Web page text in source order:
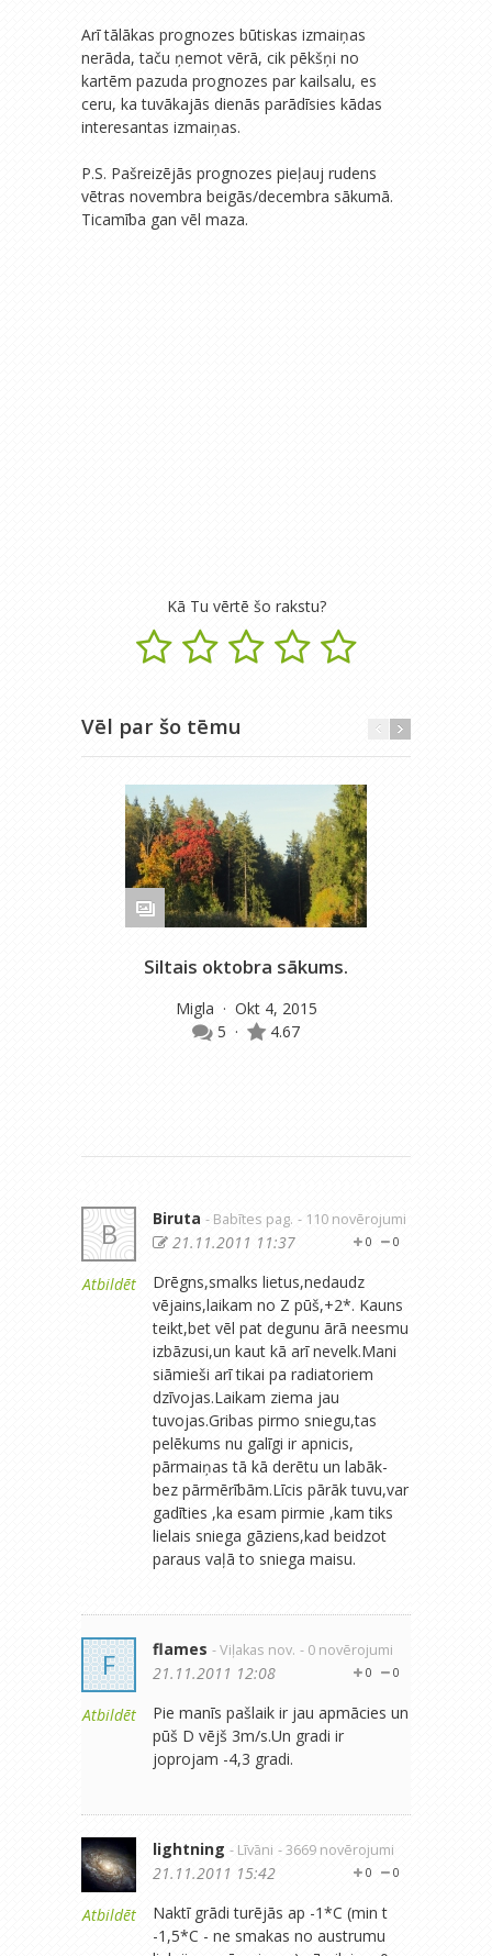
Arī tālākas prognozes būtiskas izmaiņas
nerāda, taču ņemot vērā, cik pēkšņi no
kartēm pazuda prognozes par kailsalu, es
ceru, ka tuvākajās dienās parādīsies kādas
interesantas izmaiņas.
P.S. Pašreizējās prognozes pieļauj rudens
vētras novembra beigās/decembra sākumā.
Ticamība gan vēl maza.
Kā Tu vērtē šo rakstu?
Vēl par šo tēmu
Siltais oktobra sākums.
Migla · Okt 4, 2015
5 · 4.67
B
Atbildēt
Biruta - Babītes pag. - 110 novērojumi
0
0
21.11.2011 11:37
Drēgns,smalks lietus,nedaudz
vējains,laikam no Z pūš,+2*. Kauns
teikt,bet vēl pat degunu ārā neesmu
izbāzusi,un kaut kā arī nevelk.Mani
siāmieši arī tikai pa radiatoriem
dzīvojas.Laikam ziema jau
tuvojas.Gribas pirmo sniegu,tas
pelēkums nu galīgi ir apnicis,
pārmaiņas tā kā derētu un labāk-
bez pārmērībām.Līcis pārāk tuvu,var
gadīties ,ka esam pirmie ,kam tiks
lielais sniega gāziens,kad beidzot
paraus vaļā to sniega maisu.
F
Atbildēt
flames - Viļakas nov. - 0 novērojumi
0
0
21.11.2011 12:08
Pie manīs pašlaik ir jau apmācies un
pūš D vējš 3m/s.Un gradi ir
joprojam -4,3 gradi.
Atbildēt
lightning - Līvāni - 3669 novērojumi
0
0
21.11.2011 15:42
Naktī grādi turējās ap -1*C (min t
-1,5*C - ne smakas no austrumu